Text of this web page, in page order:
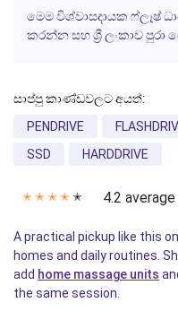
මෙම විශ්වාසදායක ෆ්ලෑෂ්
කරන්න සහ ශ්‍රී ලංකාව පුරා
සාප්පු කාණ්ඩවලට අයත්:
PENDRIVE
SSD
HARDDRIVE
✭ ✭ ✭ ✭ ✭ 4.2
A practical pickup like this
homes and daily routines.
add home massage units
the same session.